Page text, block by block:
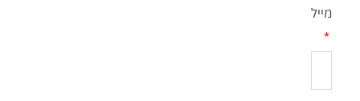
מייל